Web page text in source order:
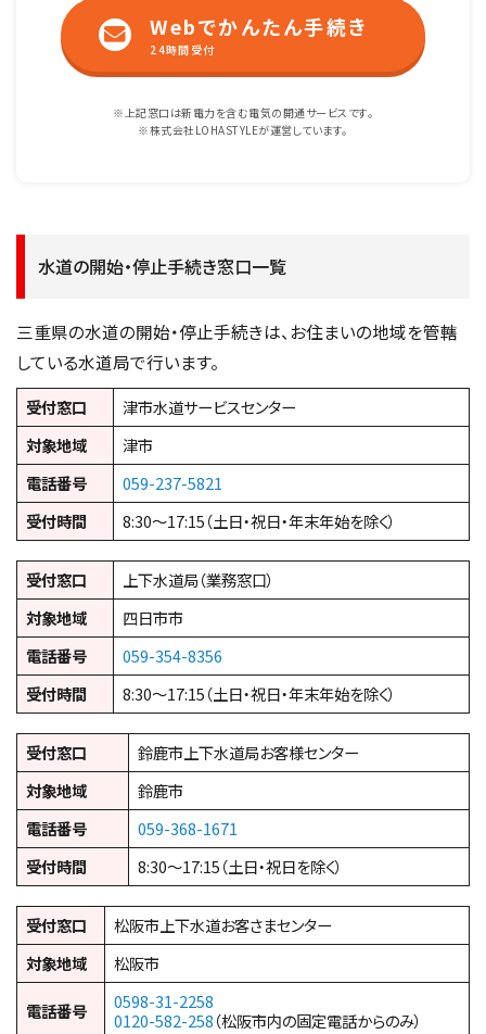
Webでかんたん手続き
24時間受付
※上記窓口は新電力を含む電気の開通サービスです。
※株式会社LOHASTYLEが運営しています。
水道の開始・停止手続き窓口一覧
三重県の水道の開始・停止手続きは、お住まいの地域を管轄
している水道局で行います。
受付窓口
津市水道サービスセンター
対象地域
津市
電話番号
059-237-5821
受付時間
8:30～17:15（土日・祝日・年末年始を除く）
受付窓口
上下水道局（業務窓口）
対象地域
四日市市
電話番号
059-354-8356
受付時間
8:30～17:15（土日・祝日・年末年始を除く）
受付窓口
鈴鹿市上下水道局お客様センター
対象地域
鈴鹿市
電話番号
059-368-1671
受付時間
8:30～17:15（土日・祝日を除く）
受付窓口
松阪市上下水道お客さまセンター
対象地域
松阪市
電話番号
0598-31-2258
0120-582-258（松阪市内の固定電話からのみ）